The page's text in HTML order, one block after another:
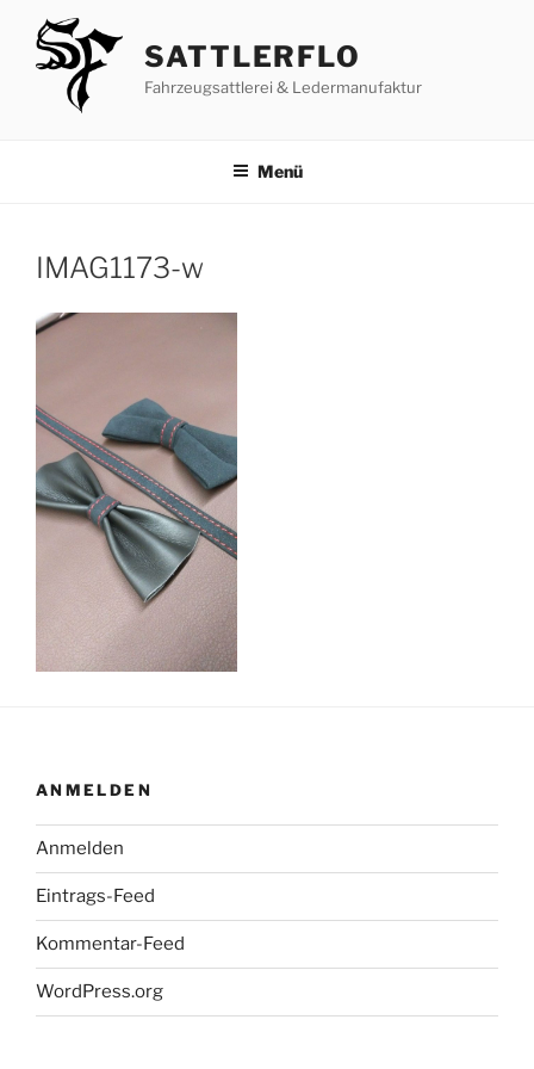
Inhalt
springen
SATTLERFLO
Fahrzeugsattlerei & Ledermanufaktur
Menü
IMAG1173-w
ANMELDEN
Anmelden
Eintrags-Feed
Kommentar-Feed
WordPress.org